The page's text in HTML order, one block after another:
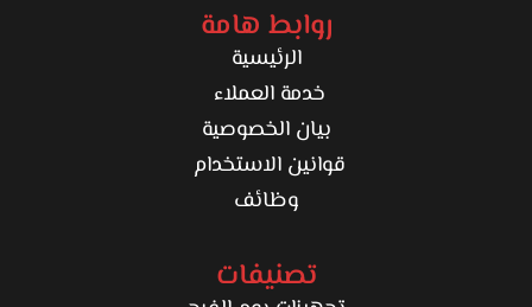
روابط هامة
الرئيسية
خدمة العملاء
بيان الخصوصية
قوانين الاستخدام
وظائف
تصنيفات